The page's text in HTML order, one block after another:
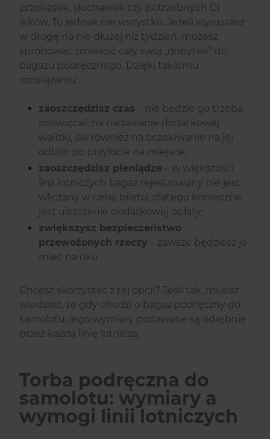
przekąsek, słuchawek czy potrzebnych Ci
leków. To jednak nie wszystko. Jeżeli wyruszasz
w drogę na nie dłużej niż tydzień, możesz
spróbować zmieścić cały swój „dobytek” do
bagażu podręcznego. Dzięki takiemu
rozwiązaniu:
zaoszczędzisz czas – nie będzie go trzeba
poświęcać na nadawanie dodatkowej
walizki, jak również na oczekiwanie na jej
odbiór po przylocie na miejsce;
zaoszczędzisz pieniądze – w większości
linii lotniczych bagaż rejestrowany nie jest
wliczany w cenę biletu, dlatego konieczne
jest uiszczenie dodatkowej opłaty;
zwiększysz bezpieczeństwo
przewożonych rzeczy – zawsze będziesz je
mieć na oku.
Chcesz skorzystać z tej opcji? Jeśli tak, musisz
wiedzieć, że gdy chodzi o bagaż podręczny do
samolotu, jego wymiary podawane są odrębnie
przez każdą linię lotniczą.
Torba podręczna do
samolotu: wymiary a
wymogi linii lotniczych